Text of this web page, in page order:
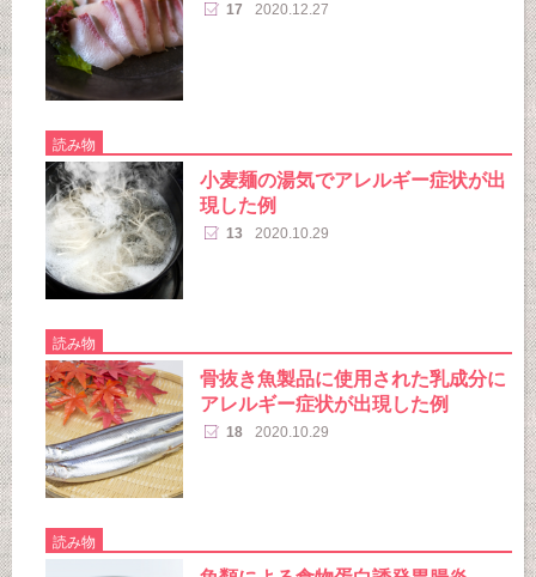
17 2020.12.27
読み物
小麦麺の湯気でアレルギー症状が出
現した例
13 2020.10.29
読み物
骨抜き魚製品に使用された乳成分に
アレルギー症状が出現した例
18 2020.10.29
読み物